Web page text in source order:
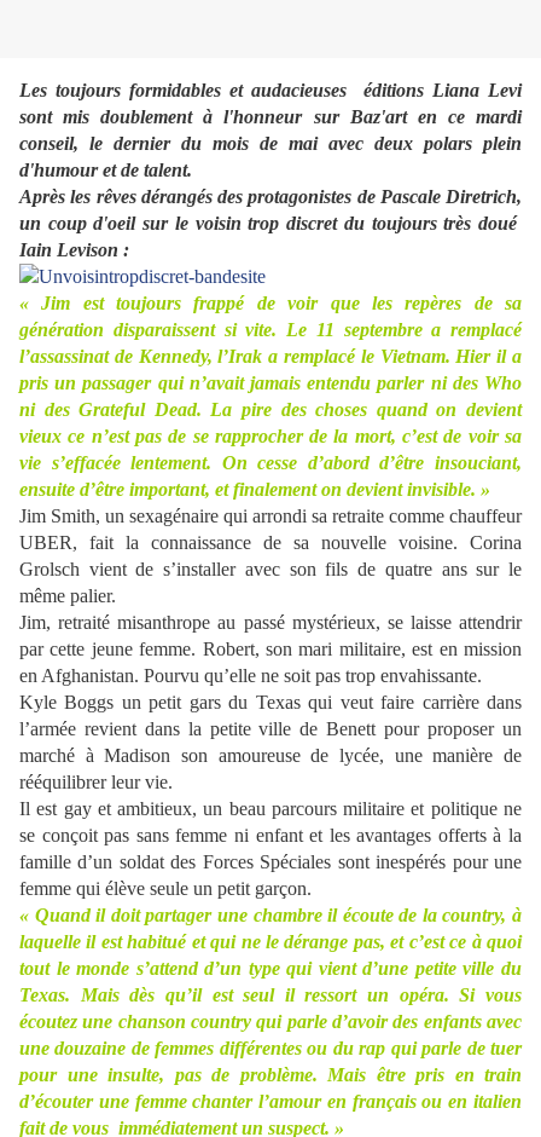
Les toujours formidables et audacieuses éditions Liana Levi
sont mis doublement à l'honneur sur Baz'art en ce mardi
conseil, le dernier du mois de mai avec deux polars plein
d'humour et de talent.
Après les rêves dérangés des protagonistes de Pascale Diretrich,
un coup d'oeil sur le voisin trop discret du toujours très doué
Iain Levison :
« Jim est toujours frappé de voir que les repères de sa
génération disparaissent si vite. Le 11 septembre a remplacé
l’assassinat de Kennedy, l’Irak a remplacé le Vietnam. Hier il a
pris un passager qui n’avait jamais entendu parler ni des Who
ni des Grateful Dead. La pire des choses quand on devient
vieux ce n’est pas de se rapprocher de la mort, c’est de voir sa
vie s’effacée lentement. On cesse d’abord d’être insouciant,
ensuite d’être important, et finalement on devient invisible. »
Jim Smith, un sexagénaire qui arrondi sa retraite comme chauffeur
UBER, fait la connaissance de sa nouvelle voisine. Corina
Grolsch vient de s’installer avec son fils de quatre ans sur le
même palier.
Jim, retraité misanthrope au passé mystérieux, se laisse attendrir
par cette jeune femme. Robert, son mari militaire, est en mission
en Afghanistan. Pourvu qu’elle ne soit pas trop envahissante.
Kyle Boggs un petit gars du Texas qui veut faire carrière dans
l’armée revient dans la petite ville de Benett pour proposer un
marché à Madison son amoureuse de lycée, une manière de
rééquilibrer leur vie.
Il est gay et ambitieux, un beau parcours militaire et politique ne
se conçoit pas sans femme ni enfant et les avantages offerts à la
famille d’un soldat des Forces Spéciales sont inespérés pour une
femme qui élève seule un petit garçon.
« Quand il doit partager une chambre il écoute de la country, à
laquelle il est habitué et qui ne le dérange pas, et c’est ce à quoi
tout le monde s’attend d’un type qui vient d’une petite ville du
Texas. Mais dès qu’il est seul il ressort un opéra. Si vous
écoutez une chanson country qui parle d’avoir des enfants avec
une douzaine de femmes différentes ou du rap qui parle de tuer
pour une insulte, pas de problème. Mais être pris en train
d’écouter une femme chanter l’amour en français ou en italien
fait de vous immédiatement un suspect. »